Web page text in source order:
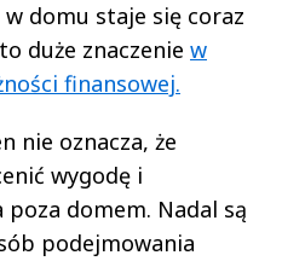
domu staje się coraz
duże znaczenie w
finansowej.
nie oznacza, że
wygodę i
domem. Nadal są
podejmowania